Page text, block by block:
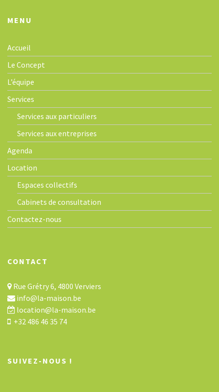
MENU
Accueil
Le Concept
L’équipe
Services
Services aux particuliers
Services aux entreprises
Agenda
Location
Espaces collectifs
Cabinets de consultation
Contactez-nous
CONTACT
Rue Grétry 6, 4800 Verviers
info@la-maison.be
location@la-maison.be
+32 486 46 35 74
SUIVEZ-NOUS !